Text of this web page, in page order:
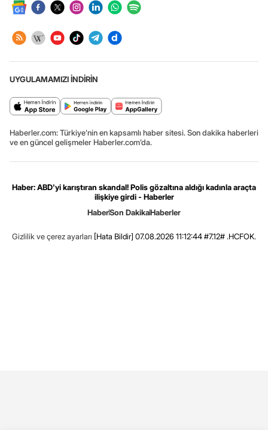
UYGULAMAMIZI İNDİRİN
Haberler.com: Türkiye’nin en kapsamlı haber sitesi. Son dakika haberleri
ve en güncel gelişmeler Haberler.com’da.
Haber: ABD'yi karıştıran skandal! Polis gözaltına aldığı kadınla araçta
ilişkiye girdi - Haberler
HaberSon DakikaHaberler
Gizlilik ve çerez ayarları [Hata Bildir] 07.08.2026 11:12:44 #7.12# .HCFOK.